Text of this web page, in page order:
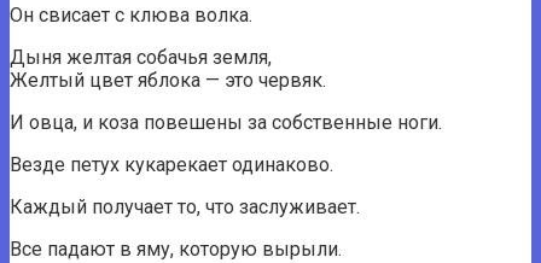
Он свисает с клюва волка.
Дыня желтая собачья земля,
Желтый цвет яблока — это червяк.
И овца, и коза повешены за собственные ноги.
Везде петух кукарекает одинаково.
Каждый получает то, что заслуживает.
Все падают в яму, которую вырыли.